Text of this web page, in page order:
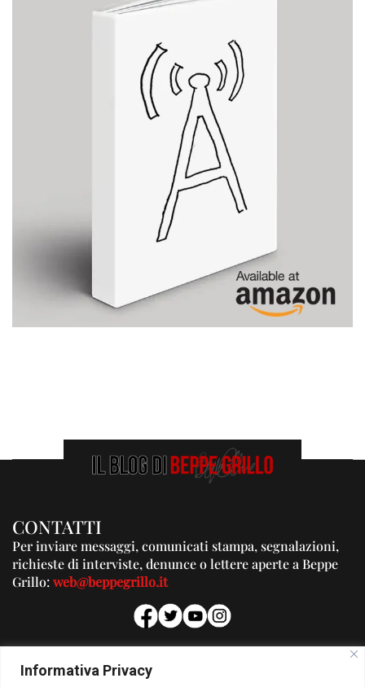
Informativa Privacy
CONTATTI
Per inviare messaggi, comunicati stampa, segnalazioni,
richieste di interviste, denunce o lettere aperte a Beppe
Grillo:web@beppegrillo.it
PUBBLICITA'
Per la tua pubblicità su questo Blog: